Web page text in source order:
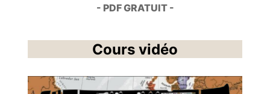
- PDF GRATUIT -
Cours vidéo